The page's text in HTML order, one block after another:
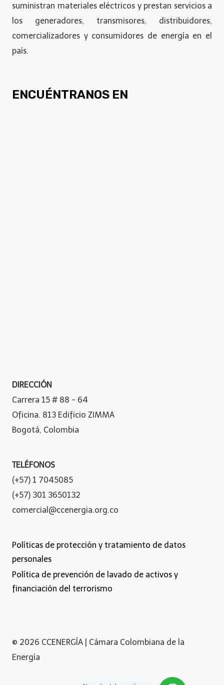
suministran materiales eléctricos y prestan servicios a
los generadores, transmisores, distribuidores,
comercializadores y consumidores de energía en el
país.
ENCUÉNTRANOS EN
DIRECCIÓN
Carrera 15 # 88 - 64
Oficina. 813 Edificio ZIMMA
Bogotá, Colombia
TELÉFONOS
(+57) 1 7045085
(+57) 301 3650132
comercial@ccenergia.org.co
Políticas de protección y tratamiento de datos
personales
Política de prevención de lavado de activos y
financiación del terrorismo
© 2026 CCENERGÍA | Cámara Colombiana de la
Energía